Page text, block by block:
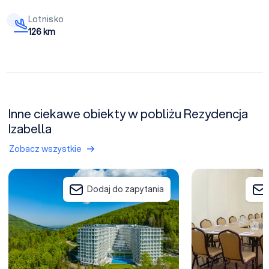
Lotnisko
126 km
Inne ciekawe obiekty w pobliżu Rezydencja
Izabella
Zobacz wszystkie
Hotel Crystal Mountain
Dodaj do zapytania
Hotel Wisła